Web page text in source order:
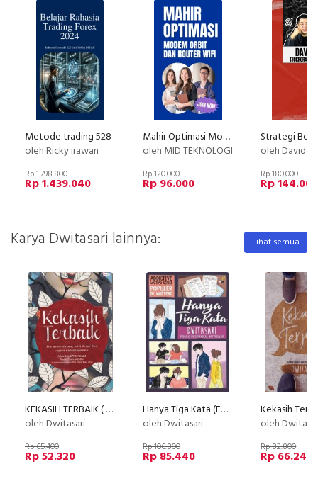
Metode trading 528
oleh Ricky irawan
Rp 1.798.800
Rp 1.439.040
Mahir Optimasi Modem Orbit dan Router WIFI
oleh MID TEKNOLOGI
Rp 120.000
Rp 96.000
oleh David
Rp 180.000
Rp 144.000
Karya Dwitasari lainnya: Lihat semua
KEKASIH TERBAIK ( NEW COVER )
oleh Dwitasari
Rp 65.400
Rp 52.320
Hanya Tiga Kata (Edisi Tanda Tangan Digital)
oleh Dwitasari
Rp 106.800
Rp 85.440
Kekasih
oleh
Rp 82.800
Rp 66.240